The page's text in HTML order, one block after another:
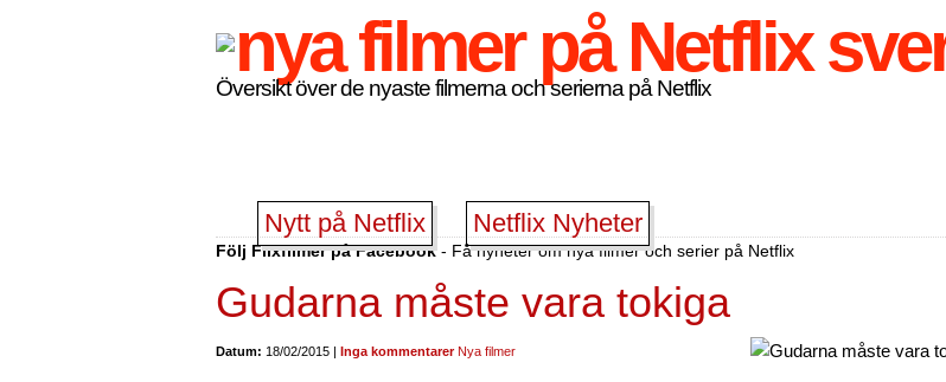
Översikt över de nyaste filmerna och serierna på Netflix
Nytt på Netflix Netflix Nyheter
Följ Flixfilmer på Facebook- Få nyheter om nya filmer och serier på Netflix
Gudarna måste vara tokiga
Datum: 18/02/2015 | Inga kommentarer Nya filmer